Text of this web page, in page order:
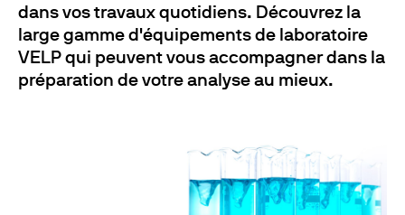
dans vos travaux quotidiens. Découvrez la
large gamme d'équipements de laboratoire
VELP qui peuvent vous accompagner dans la
préparation de votre analyse au mieux.